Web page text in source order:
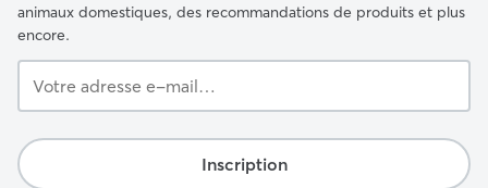
animaux domestiques, des recommandations de produits et plus
encore.
adresse
mail…
Inscription